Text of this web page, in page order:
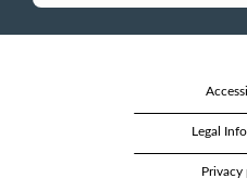
Legal
Privacy